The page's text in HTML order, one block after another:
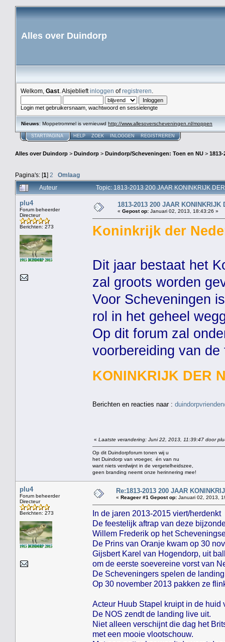
Alles over Duindorp
Welkom, Gast . Alsjeblieftinloggen ofregistreren
Login met gebruikersnaam, wachtwoord en sessielengte
Nieuws: Moppetrommel is vernieuwd http://www.allesoverscheveningen.nl/moppen
STARTPAGINA HELP ZOEK INLOGGEN REGISTREREN
Alles over Duindorp > Duindorp > Duindorp/Scheveningen: Toen en NU > 1813-
Pagina's: [1] 2
Omlaag
Auteur
Topic: 1813-2013 200 JAAR KONINKRIJK
plu4
Forum beheerder
Directeur
Berichten: 273
1813-2013 200 JAAR KONINKRIJK
« Gepost op: Januari 02, 2013, 18:43:26 »
Koninkrijk der
Dit jaar bestaat het
zal groots worden
Voor Scheveningen
rol in het geheel
Op dit forum zal
voorbereiding van
KONINKRIJK DER
Berichten en reacties naar :
« Laatste verandering: Juni 22, 2013, 11:39:47 door
Op dit Duindorpforum tonen wij u
het Duindorp van vroeger, én van nu
want niets verdwijnt in de vergetelheidszee,
geen branding neemt onze herinnering mee!
plu4
Forum beheerder
Directeur
Berichten: 273
Re:1813-2013 200 JAAR
« Reageer #1 Gepost op: Januari 02, 2013,
In de jaren 2013-2015 viert/
De feestelijk aftrap van deze
Willem Frederik op het
De Prins van Oranje kwam op 30
Gijsbert Karel van Hogendorp, uit
om de eerste soevereine vorst van
De Scheveningers spelen de
Op 30 november 2013 pakken ze
Acteur Huub Stapel kruipt in de
De NOS zendt de landing live uit.
Niet alleen verschijnt die dag het
met een mooie vlootschouw.